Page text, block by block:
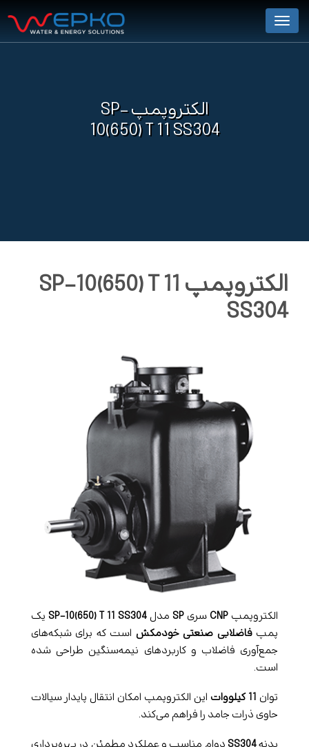
Menu
الکتروپمپ SP-
10(650) T 11 SS304
الکتروپمپ SP-10(650) T 11
SS304
الکتروپمپ CNPسری SP مدل SP-10(650)T 11 SS304
یک
پمپفاضلابی صنعتی خودمکش است که برای شبکه‌های
جمع‌آوری فاضلاب و کاربردهای نیمه‌سنگین طراحی شده
است.
توان 11 کیلووات
این الکتروپمپ امکان انتقال پایدار سیالات
حاوی ذرات جامد را فراهم می‌کند.